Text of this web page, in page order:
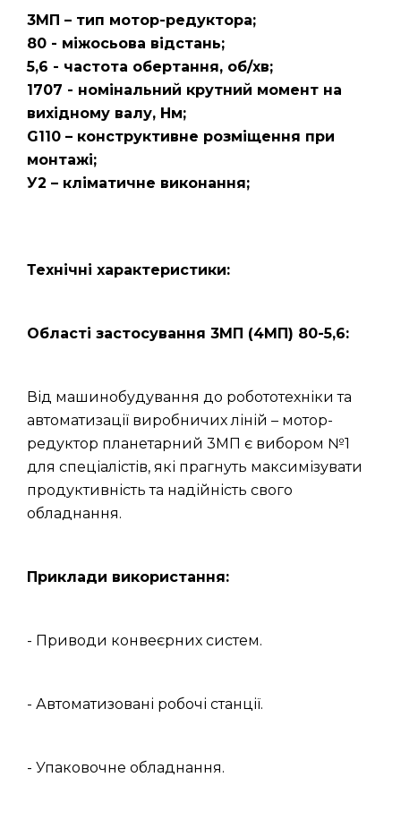
3МП – тип мотор-редуктора;
80 - міжосьова відстань;
5,6 - частота обертання, об/хв;
1707 - номінальний крутний момент на
вихідному валу, Нм;
G110 – конструктивне розміщення при
монтажі;
У2 – кліматичне виконання;
Технічні характеристики:
Області застосування 3МП (4МП) 80-5,6:
Від машинобудування до робототехніки та
автоматизації виробничих ліній – мотор-
редуктор планетарний 3МП є вибором №1
для спеціалістів, які прагнуть максимізувати
продуктивність та надійність свого
обладнання.
Приклади використання:
- Приводи конвеєрних систем.
- Автоматизовані робочі станції.
- Упаковочне обладнання.